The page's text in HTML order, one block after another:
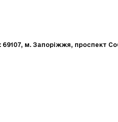
69107, м. Запоріжжя, проспект